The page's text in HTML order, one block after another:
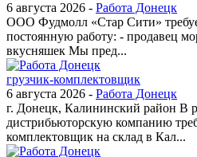
6 августа 2026 - Работа Донецк
ООО Фудмолл «Стар Сити»
постоянную работу: - продавец
вкусняшек Мы пред...
грузчик-комплектовщик
6 августа 2026 - Работа Донецк
г. Донецк, Калининский район В
дистрибьюторскую компанию
комплектовщик на склад в Кал...